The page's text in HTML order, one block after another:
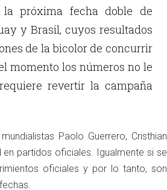
próxima fecha doble de
y Brasil, cuyos resultados
de la bicolor de concurrir
momento los números no le
revertir la campaña
Paolo Guerrero, Cristhian
en partidos oficiales. Igualmente si se
oficiales y por lo tanto, son